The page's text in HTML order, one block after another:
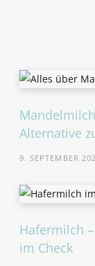
Alternative
9. SEPTEMBER
Hafermilch
im Check